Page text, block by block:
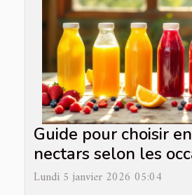
Guide pour choisir
nectars selon les
Lundi 5 janvier 2026 05:04